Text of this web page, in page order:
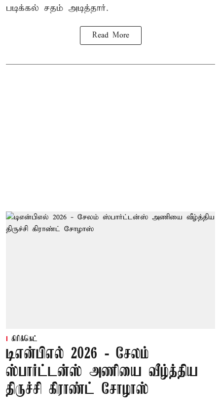
படிக்கல் சதம் அடித்தார்.
Read More
கிரிக்கெட்
டிஎன்பிஎல் 2026 - சேலம்
ஸ்பார்ட்டன்ஸ் அணியை வீழ்த்திய
திருச்சி கிராண்ட் சோழாஸ்